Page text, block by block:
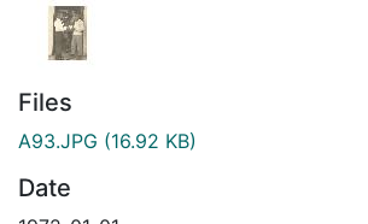
Files
A93.JPG (16.92 KB)
Date